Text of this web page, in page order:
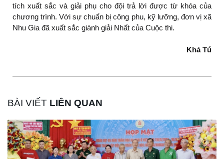
tích xuất sắc và giải phụ cho đội trả lời được từ khóa của
chương trình. Với sự chuẩn bị công phu, kỹ lưỡng, đơn vị xã
Nhu Gia đã xuất sắc giành giải Nhất của Cuộc thi.
Khả Tú
BÀI VIẾT LIÊN QUAN